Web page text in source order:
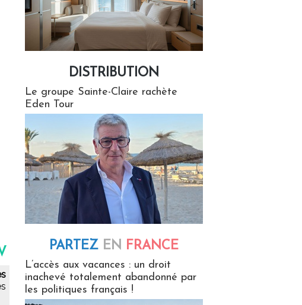
DISTRIBUTION
Le groupe Sainte-Claire rachète
Eden Tour
PARTEZ EN FRANCE
L’accès aux vacances : un droit
inachevé totalement abandonné par
les politiques français !